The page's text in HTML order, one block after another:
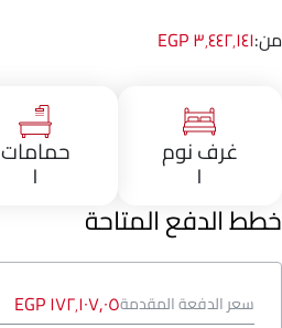
من:٣٬٤٤٢٬١٤١ EGP
غرف نوم
١
حمامات
١
خطط الدفع المتاحة
سعر الدفعة المقدمة١٧٢٬١٠٧٫٠٥ EGP